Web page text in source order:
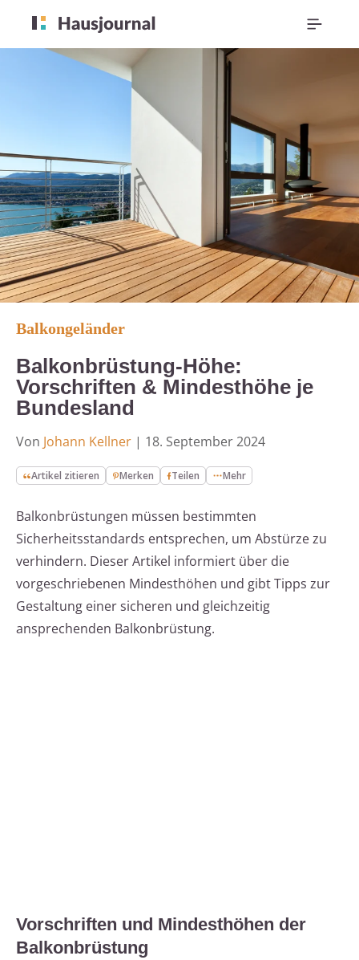
Balkongeländer
Balkonbrüstung-Höhe:
Vorschriften & Mindesthöhe je
Bundesland
Von Johann Kellner | 18. September 2024
Artikel zitieren Merken Teilen Mehr
Balkonbrüstungen müssen bestimmten
Sicherheitsstandards entsprechen, um Abstürze zu
verhindern. Dieser Artikel informiert über die
vorgeschriebenen Mindesthöhen und gibt Tipps zur
Gestaltung einer sicheren und gleichzeitig
ansprechenden Balkonbrüstung.
Vorschriften und Mindesthöhen der
Balkonbrüstung